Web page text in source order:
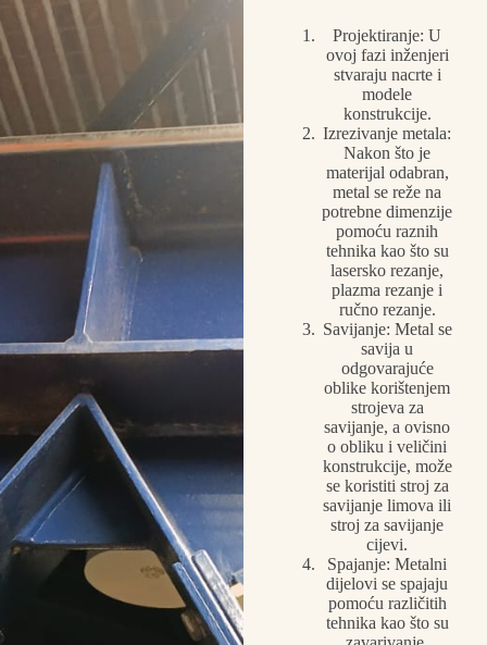
Projektiranje: U
ovoj fazi inženjeri
stvaraju nacrte i
modele
konstrukcije.
Izrezivanje metala:
Nakon što je
materijal odabran,
metal se reže na
potrebne dimenzije
pomoću raznih
tehnika kao što su
lasersko rezanje,
plazma rezanje i
ručno rezanje.
Savijanje: Metal se
savija u
odgovarajuće
oblike korištenjem
strojeva za
savijanje, a ovisno
o obliku i veličini
konstrukcije, može
se koristiti stroj za
savijanje limova ili
stroj za savijanje
cijevi.
Spajanje: Metalni
dijelovi se spajaju
pomoću različitih
tehnika kao što su